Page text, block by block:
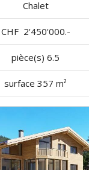
Chalet
CHF 2'450'000.-
pièce(s) 6.5
surface 357 m²